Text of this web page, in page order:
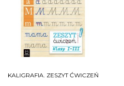
KALIGRAFIA. ZESZYT ĆWICZEŃ